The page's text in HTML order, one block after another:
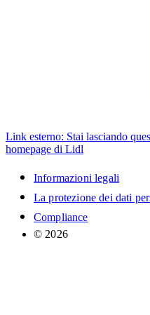
Link esterno: Stai lasciando
homepage di Lidl
Informazioni legali
La protezione dei dati
Compliance
© 2026